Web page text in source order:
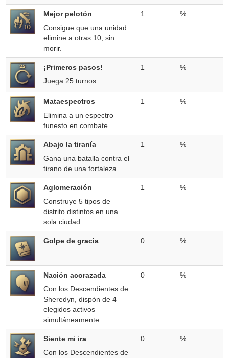
Mejor pelotón
Consigue que una unidad
elimine a otras 10, sin
morir.
1 %
¡Primeros pasos!
Juega 25 turnos.
1 %
Mataespectros
Elimina a un espectro
funesto en combate.
1 %
Abajo la tiranía
Gana una batalla contra el
tirano de una fortaleza.
1 %
Aglomeración
Construye 5 tipos de
distrito distintos en una
sola ciudad.
1 %
Golpe de gracia 0 %
Nación acorazada
Con los Descendientes de
Sheredyn, dispón de 4
elegidos activos
simultáneamente.
0 %
Siente mi ira
Con los Descendientes de
0 %